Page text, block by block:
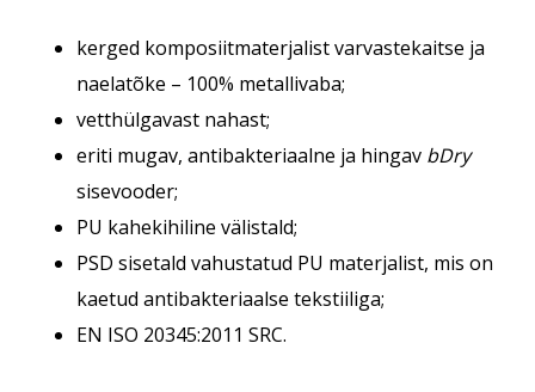
kerged komposiitmaterjalist varvastekaitse ja
naelatõke – 100% metallivaba;
vetthülgavast nahast;
eriti mugav, antibakteriaalne ja hingav bDry
sisevooder;
PU kahekihiline välistald;
PSD sisetald vahustatud PU materjalist, mis on
kaetud antibakteriaalse tekstiiliga;
EN ISO 20345:2011 SRC.